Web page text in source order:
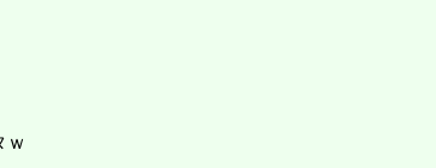
ｗ